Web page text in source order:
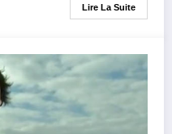
Lire La Suite